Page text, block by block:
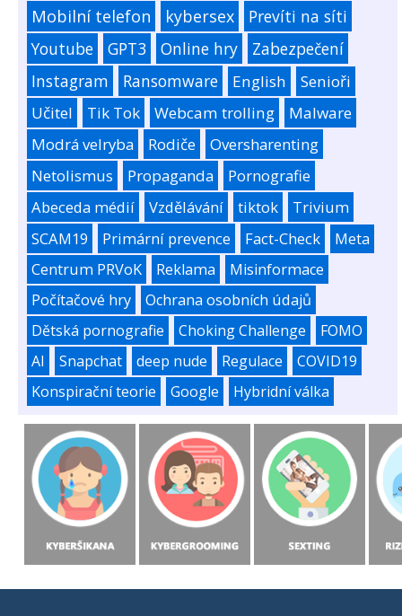
Mobilní telefon kybersex
Prevíti na síti
Youtube
GPT3 Online hry
Zabezpečení
Instagram
Ransomware English
Senioři
Učitel
Tik Tok Webcam trolling
Malware
Modrá velryba
Rodiče
Oversharenting
Netolismus
Propaganda
Pornografie
Abeceda médií
Vzdělávání tiktok
Trivium
SCAM19
Primární prevence Fact-Check
Meta
Centrum PRVoK
Reklama
Misinformace
Počítačové hry
Ochrana osobních údajů
Dětská pornografie
Choking Challenge
FOMO
AI
Snapchat deep nude Regulace
COVID19
Konspirační teorie
Google Hybridní válka